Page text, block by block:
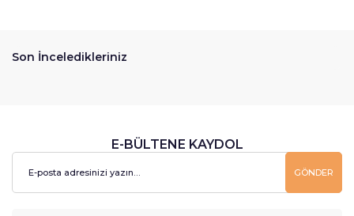
Son İnceledikleriniz
E-BÜLTENE KAYDOL
GÖNDER